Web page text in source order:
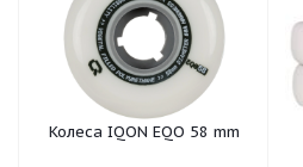
Колеса IQON EQO 58 mm